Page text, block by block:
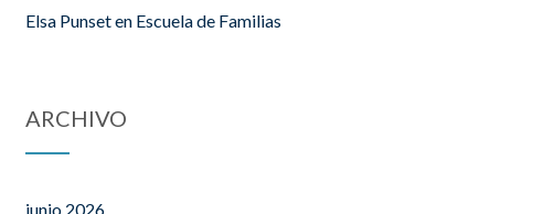
Elsa Punset en Escuela de Familias
ARCHIVO
junio 2026